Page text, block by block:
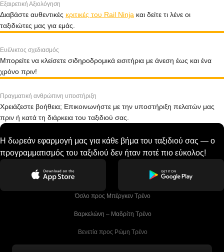
Εξαιρετική Αξιολόγηση
Διαβάστε αυθεντικές κριτικές του Rail Ninja και δείτε τι λένε οι
ταξιδιώτες μας για εμάς.
Ευέλικτος σχεδιασμός
Μπορείτε να κλείσετε σιδηροδρομικά εισιτήρια με άνεση έως και ένα
χρόνο πριν!
Πραγματική ανθρώπινη υποστήριξη
Χρειάζεστε βοήθεια; Επικοινωνήστε με την υποστήριξη πελατών μας
πριν ή κατά τη διάρκεια του ταξιδιού σας.
Η δωρεάν εφαρμογή μας για κάθε βήμα του ταξιδιού σας — ο
προγραμματισμός του ταξιδιού δεν ήταν ποτέ πιο εύκολος!
Όσλο προς Μπέργκεν Tρένο
Βαρκελώνη – Μαδρίτη Tρένο
Βενετία προς Ρώμη Τρένο